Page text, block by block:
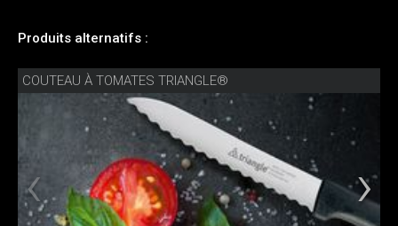
Produits alternatifs :
COUTEAU À TOMATES TRIANGLE®